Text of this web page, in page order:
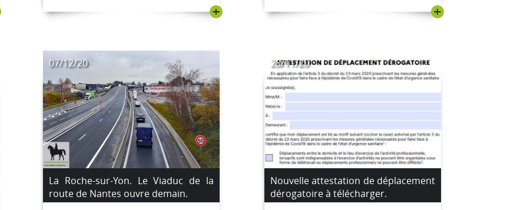
+ +
07/12/20
La Roche-sur-Yon. Le Viaduc de la
route de Nantes ouvre demain.
28/11/20
Nouvelle attestation de déplacement
dérogatoire à télécharger.